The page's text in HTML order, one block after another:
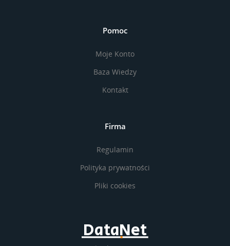
Pomoc
Moje Konto
Baza Wiedzy
Kontakt
Firma
Regulamin
Polityka prywatności
Pliki cookies
DataNet